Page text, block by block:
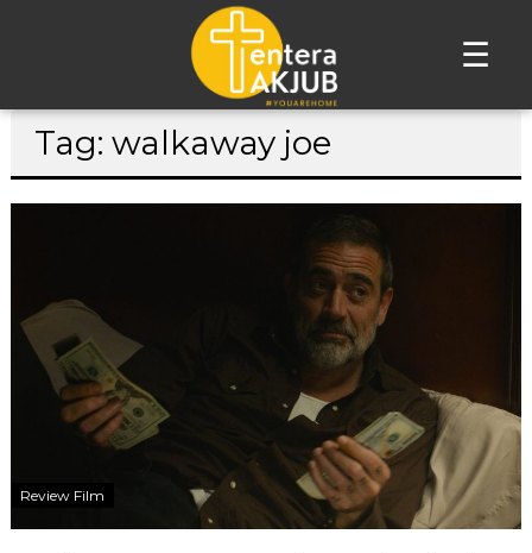
☰
Lompat
Tag: walkaway joe
Review Film